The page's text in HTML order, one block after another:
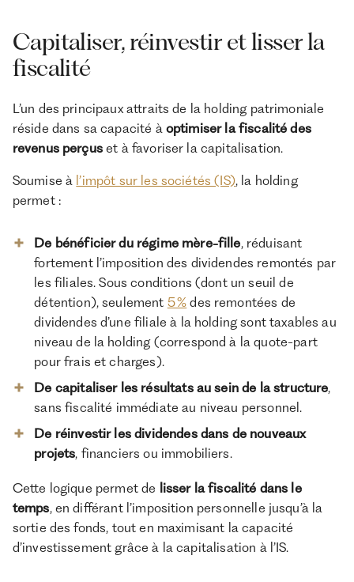
Capitaliser, réinvestir et lisser la
fiscalité
L’un des principaux attraits de la holding patrimoniale
réside dans sa capacité à optimiser la fiscalité des
revenus perçuset à favoriser la capitalisation.
Soumise à l’impôt sur les sociétés (IS), la holding
permet :
De bénéficier du régime mère-fille, réduisant
fortement l’imposition des dividendes remontés par
les filiales. Sous conditions (dont un seuil de
détention), seulement 5 % des remontées de
dividendes d’une filiale à la holding sont taxables au
niveau de la holding (correspond à la quote-part
pour frais et charges).
De capitaliser les résultats au sein de la structure,
sans fiscalité immédiate au niveau personnel.
De réinvestir les dividendes dans de nouveaux
projets, financiers ou immobiliers.
Cette logique permet de lisser la fiscalité dans le
temps, en différant l’imposition personnelle jusqu’à la
sortie des fonds, tout en maximisant la capacité
d’investissement grâce à la capitalisation à l’IS.